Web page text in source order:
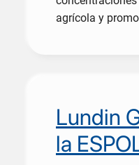
agrícola y
Lundin
la